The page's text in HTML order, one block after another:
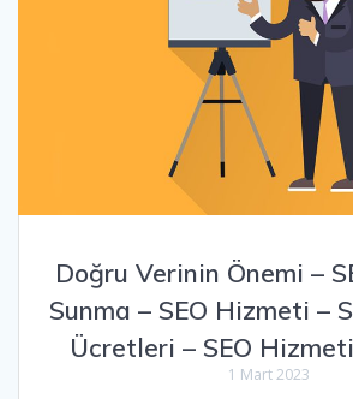
Doğru Verinin Önemi –
Sunma – SEO Hizmeti –
Ücretleri – SEO
1 Mart 2023